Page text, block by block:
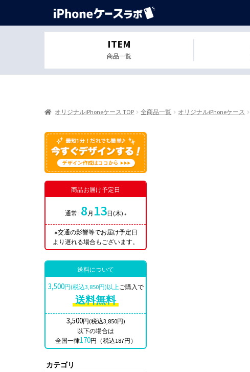
ITEM
商品一覧
オリジナルiPhoneケース TOP 全商品一覧 オリジナルiPhoneケース
商品お届け予定日
通常 : 8 月 13日(木) ※
※交通の影響等でお届け予定日
より遅れる場合もございます。
送料について
3,500円(税込3,850円)以上ご購入で
送料無料
3,500円(税込3,850円)
以下の場合は
全国一律170円（税込187円）
カテゴリ